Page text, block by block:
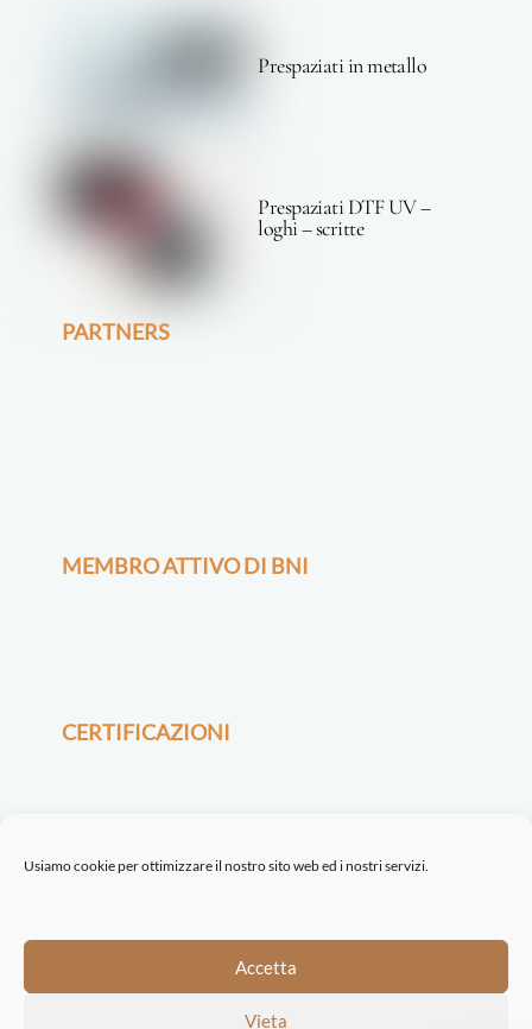
Usiamo cookie per ottimizzare il nostro sito web ed i nostri servizi.
Accetta
Vieta
Prespaziati in metallo
Prespaziati DTF UV –
loghi – scritte
PARTNERS
MEMBRO ATTIVO DI BNI
CERTIFICAZIONI
©2021-22 ETINASTRO srl | Via Serio, 32 | 24021 Albino BG | REA BG 443722
|Privacy Policy